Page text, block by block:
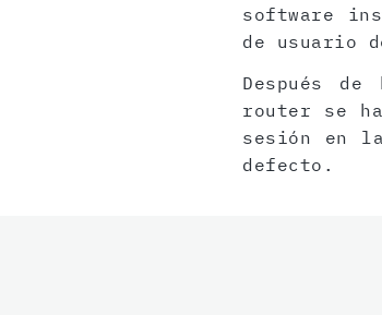
software
de usuario
Después
router se
sesión en
defecto.